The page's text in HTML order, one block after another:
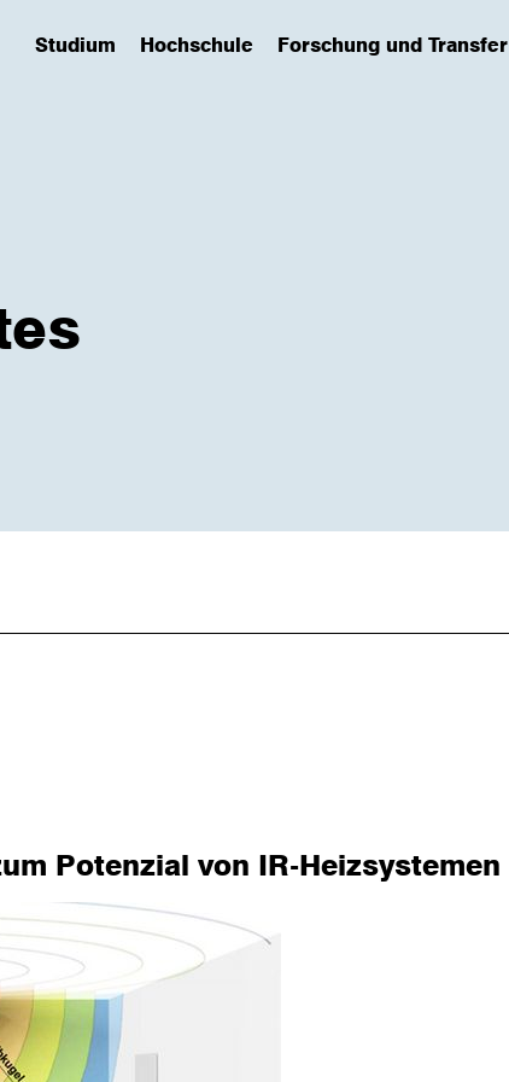
Studium
(has submenu)Hochschule
(has submenu)Forschung und Transfer
(has submenu)
Potenzial von IR-Heizsystemen